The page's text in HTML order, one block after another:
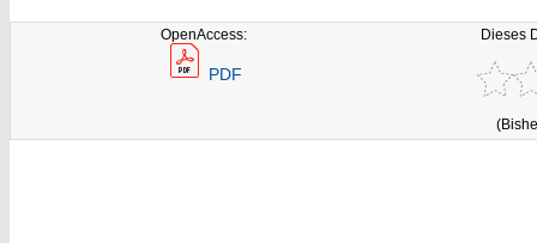
OpenAccess:
PDF
Dieses